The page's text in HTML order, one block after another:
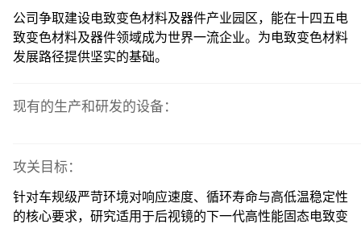
公司争取建设电致变色材料及器件产业园区，能在十四五电
致变色材料及器件领域成为世界一流企业。为电致变色材料
发展路径提供坚实的基础。
现有的生产和研发的设备：
攻关目标：
针对车规级严苛环境对响应速度、循环寿命与高低温稳定性
的核心要求，研究适用于后视镜的下一代高性能固态电致变